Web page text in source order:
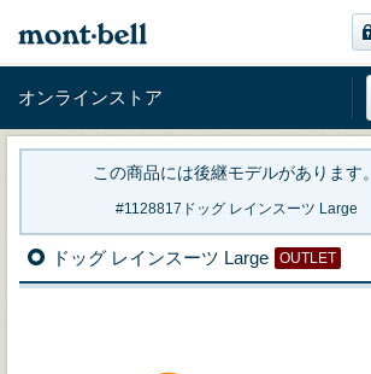
オンラインストア
この商品には後継モデルがあります。
1128817ドッグ レインスーツ Large
ドッグ レインスーツ Large OUTLET